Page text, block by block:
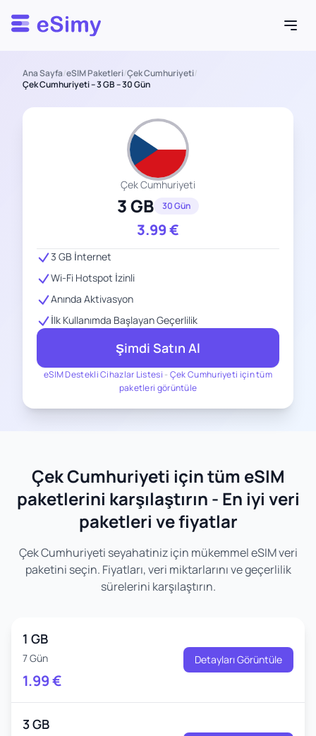
Esimy
Ana Sayfa/eSIM Paketleri/Çek Cumhuriyeti/
Çek Cumhuriyeti – 3 GB – 30 Gün
Çek Cumhuriyeti
3 GB 30 Gün
3.99€
eSIM Destekli Cihazlar Listesi - Çek Cumhuriyeti için tüm
paketleri görüntüle
3 GB İnternet
Wi-Fi Hotspot İzinli
Anında Aktivasyon
İlk Kullanımda Başlayan Geçerlilik
Şimdi Satın Al
Çek Cumhuriyeti için tüm eSIM
paketlerini karşılaştırın - En iyi veri
paketleri ve fiyatlar
Çek Cumhuriyeti seyahatiniz için mükemmel eSIM veri
paketini seçin. Fiyatları, veri miktarlarını ve geçerlilik
sürelerini karşılaştırın.
1 GB
7 Gün
1.99€
Detayları Görüntüle
3 GB